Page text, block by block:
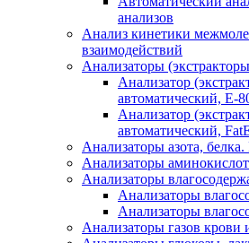
анализов
Анализ кинетики
взаимодействий
Анализаторы
Анализатор
автоматический, E-
Анализатор
автоматический,
Анализаторы азота, белка.
Анализаторы
Анализаторы
Анализаторы
Анализаторы
Анализаторы газов крови